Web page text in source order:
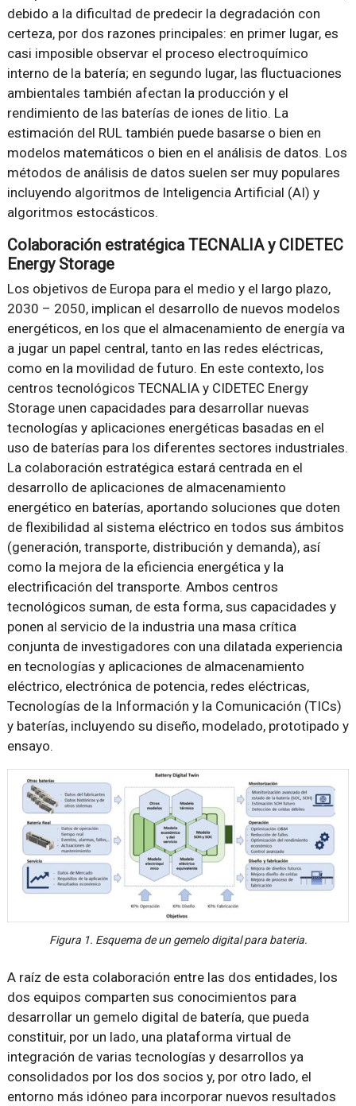
debido a la dificultad de predecir la degradación con
certeza, por dos razones principales: en primer lugar, es
casi imposible observar el proceso electroquímico
interno de la batería; en segundo lugar, las fluctuaciones
ambientales también afectan la producción y el
rendimiento de las baterías de iones de litio. La
estimación del RUL también puede basarse o bien en
modelos matemáticos o bien en el análisis de datos. Los
métodos de análisis de datos suelen ser muy populares
incluyendo algoritmos de Inteligencia Artificial (AI) y
algoritmos estocásticos.
Colaboración estratégica TECNALIA y CIDETEC
Energy Storage
Los objetivos de Europa para el medio y el largo plazo,
2030 – 2050, implican el desarrollo de nuevos modelos
energéticos, en los que el almacenamiento de energía va
a jugar un papel central, tanto en las redes eléctricas,
como en la movilidad de futuro. En este contexto, los
centros tecnológicos TECNALIA y CIDETEC Energy
Storage unen capacidades para desarrollar nuevas
tecnologías y aplicaciones energéticas basadas en el
uso de baterías para los diferentes sectores industriales.
La colaboración estratégica estará centrada en el
desarrollo de aplicaciones de almacenamiento
energético en baterías, aportando soluciones que doten
de flexibilidad al sistema eléctrico en todos sus ámbitos
(generación, transporte, distribución y demanda), así
como la mejora de la eficiencia energética y la
electrificación del transporte. Ambos centros
tecnológicos suman, de esta forma, sus capacidades y
ponen al servicio de la industria una masa crítica
conjunta de investigadores con una dilatada experiencia
en tecnologías y aplicaciones de almacenamiento
eléctrico, electrónica de potencia, redes eléctricas,
Tecnologías de la Información y la Comunicación (TICs)
y baterías, incluyendo su diseño, modelado, prototipado y
ensayo.
Figura 1. Esquema de un gemelo digital para bateria.
A raíz de esta colaboración entre las dos entidades, los
dos equipos comparten sus conocimientos para
desarrollar un gemelo digital de batería, que pueda
constituir, por un lado, una plataforma virtual de
integración de varias tecnologías y desarrollos ya
consolidados por los dos socios y, por otro lado, el
entorno más idóneo para incorporar nuevos resultados